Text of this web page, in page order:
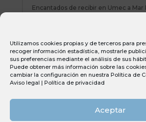
Utilizamos cookies propias y de terceros para
recoger información estadística, mostrarle
sus preferencias mediante el análisis de sus
Puede obtener más información sobre las
cambiar la configuración en nuestra Política de
Aviso legal | Política de privacidad
Aceptar
Encantados de recibir en Umec a Mar
poniendo sobre la mesa nuevas
muy interesantes. Todo el equipo